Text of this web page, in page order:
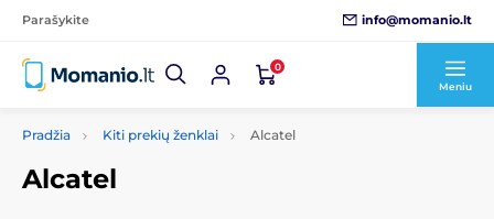
Parašykite info@momanio.lt
0
Meniu
Pradžia Kiti prekių ženklai Alcatel
Alcatel